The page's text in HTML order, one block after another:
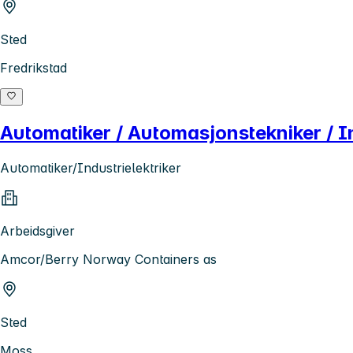
Sted
Fredrikstad
Automatiker / Automasjonstekniker /
Automatiker/Industrielektriker
Arbeidsgiver
Amcor/Berry Norway Containers as
Sted